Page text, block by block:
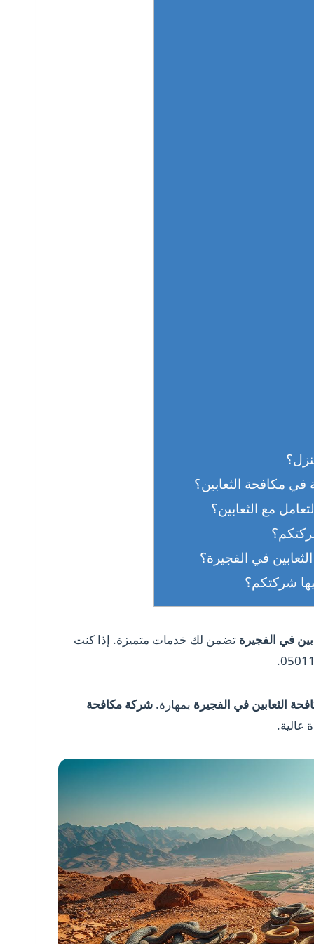
في مكافحة الثعابين؟
مع الثعابين؟
في الفجيرة؟
شركتكم؟
في الفجيرة تضمن لك خدمات متميزة. إذا كنت
الثعابين في الفجيرة بمهارة.شركة مكافحة
عالية.